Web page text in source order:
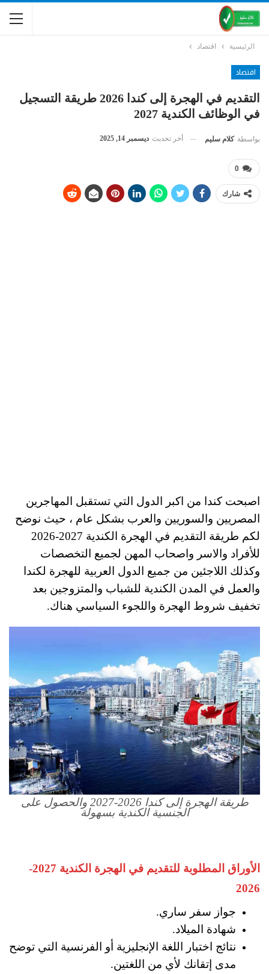
الرئيسية اقتصاد
اقتصاد
التقديم في الهجرة إلى كندا 2026 طريقة التسجيل
في الوظائف الكندية 2027
بواسطة كلام سليم أخر تحديث ديسمبر 14, 2025
0
شارك
اصبحت كندا من اكبر الدول التي تستقبل المهاجرين
المصريين والسوريين والعرب بشكل عام ، حيث نوضح
لكم طريقة التقديم في الهجرة الكندية 2027-2026
للأفراد والاسر واصحاب المهن لجميع التخصصات
وكذلك اللاجئين من جميع الدول العربية للهجرة لكندا
والعمل في المدن الكندية للشباب والمتزوجين بعد
تخفيف شروط الهجرة واللجوء السياسي هناك.
طريقة الهجرة إلى كندا 2026-2027 والحصول على
الجنسية الكندية بسهولة
الأوراق المطلوبة للتقديم في الهجرة الكندية 2027-
2026
جواز سفر ساري.
شهادة الميلاد.
نتائج اختبار اللغة الإنجليزية أو الفرنسية التي توضح
مدى إتقانك لأي من اللغتين.